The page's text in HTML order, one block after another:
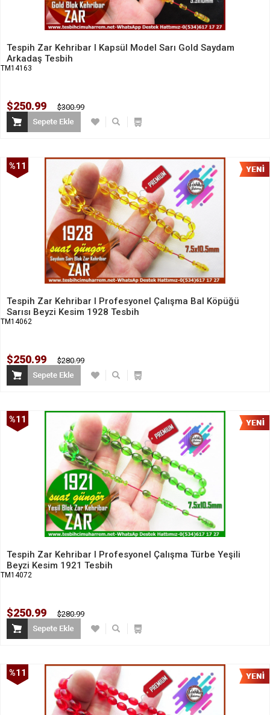
Tespih Zar Kehribar I Kapsül Model Sarı Gold Saydam
Arkadaş Tesbih
TM14163
$250.99 $300.99
Tespih Zar Kehribar I Profesyonel Çalışma Bal Köpüğü
Sarısı Beyzi Kesim 1928 Tesbih
TM14062
$250.99 $280.99
%11
Tespih Zar Kehribar I Profesyonel Çalışma Türbe Yeşili
Beyzi Kesim 1921 Tesbih
TM14072
$250.99 $280.99
%11
%11